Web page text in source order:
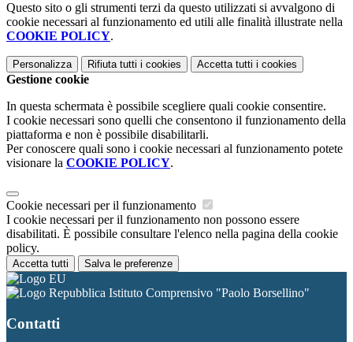
Questo sito o gli strumenti terzi da questo utilizzati si avvalgono di
cookie necessari al funzionamento ed utili alle finalità illustrate nella
COOKIE POLICY.
Personalizza Rifiuta tutti i cookies Accetta tutti i cookies
Gestione cookie
In questa schermata è possibile scegliere quali cookie consentire.
I cookie necessari sono quelli che consentono il funzionamento della
piattaforma e non è possibile disabilitarli.
Per conoscere quali sono i cookie necessari al funzionamento potete
visionare la COOKIE POLICY.
Cookie necessari per il funzionamento
I cookie necessari per il funzionamento non possono essere
disabilitati. È possibile consultare l'elenco nella pagina della cookie
policy.
Accetta tutti Salva le preferenze
Istituto Comprensivo "Paolo Borsellino"
Contatti